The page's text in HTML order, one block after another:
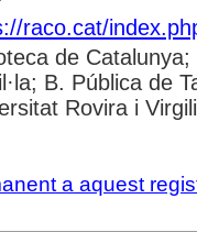
raco.cat/
de
B. Pública de
Rovira i Virgili
a aquest